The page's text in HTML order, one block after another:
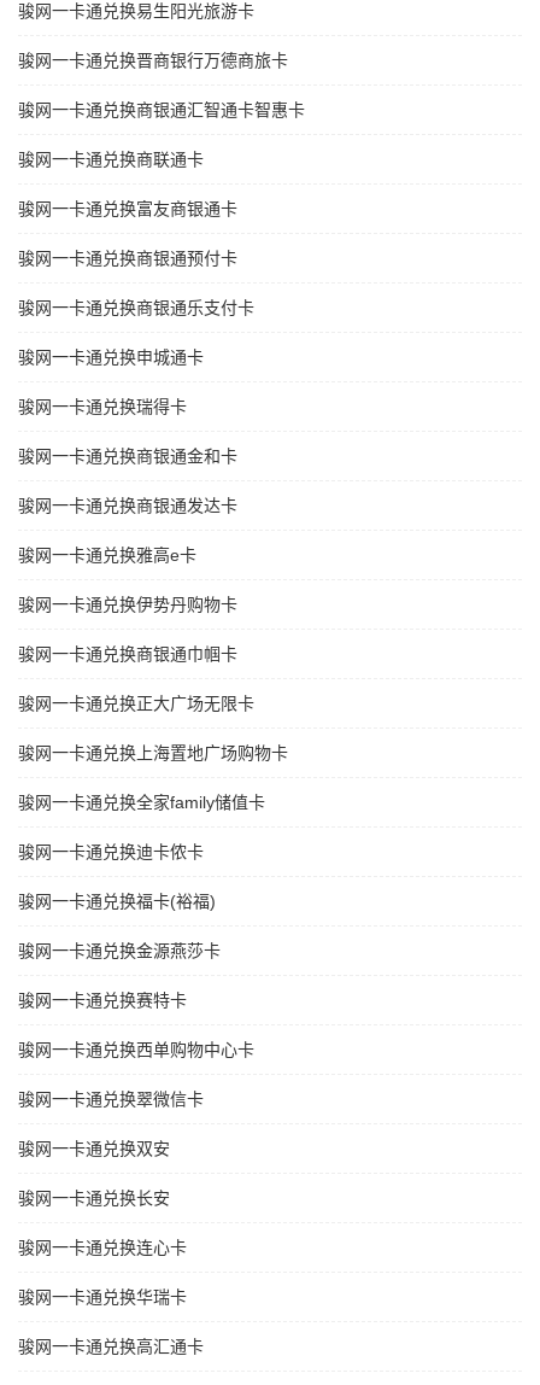
骏网一卡通兑换易生阳光旅游卡
骏网一卡通兑换晋商银行万德商旅卡
骏网一卡通兑换商银通汇智通卡智惠卡
骏网一卡通兑换商联通卡
骏网一卡通兑换富友商银通卡
骏网一卡通兑换商银通预付卡
骏网一卡通兑换商银通乐支付卡
骏网一卡通兑换申城通卡
骏网一卡通兑换瑞得卡
骏网一卡通兑换商银通金和卡
骏网一卡通兑换商银通发达卡
骏网一卡通兑换雅高e卡
骏网一卡通兑换伊势丹购物卡
骏网一卡通兑换商银通巾帼卡
骏网一卡通兑换正大广场无限卡
骏网一卡通兑换上海置地广场购物卡
骏网一卡通兑换全家family储值卡
骏网一卡通兑换迪卡侬卡
骏网一卡通兑换福卡(裕福)
骏网一卡通兑换金源燕莎卡
骏网一卡通兑换赛特卡
骏网一卡通兑换西单购物中心卡
骏网一卡通兑换翠微信卡
骏网一卡通兑换双安
骏网一卡通兑换长安
骏网一卡通兑换连心卡
骏网一卡通兑换华瑞卡
骏网一卡通兑换高汇通卡